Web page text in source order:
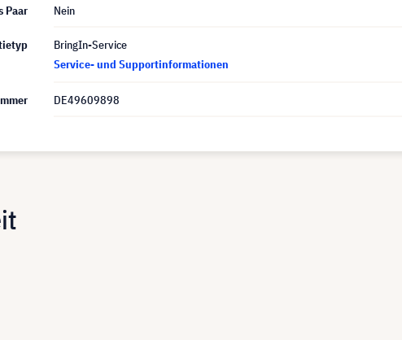
Paar Nein
BringIn-Service
Service- und Supportinformationen
DE49609898